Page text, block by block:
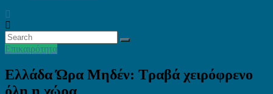
Επικαιρότητα
Ελλάδα Ώρα Μηδέν: Τραβά χειρόφρενο